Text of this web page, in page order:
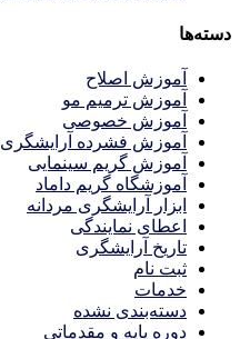
دسته‌ها
آموزش اصلاح
آموزش ترمیم مو
آموزش خصوصی
آموزش فشرده آرایشگری
آموزش گریم سینمایی
آموزشگاه گریم داماد
ابزار آرایشگری مردانه
اعطای نمایندگی
تاریخ آرایشگری
ثبت نام
خدمات
دسته‌بندی نشده
دوره پایه و مقدماتی